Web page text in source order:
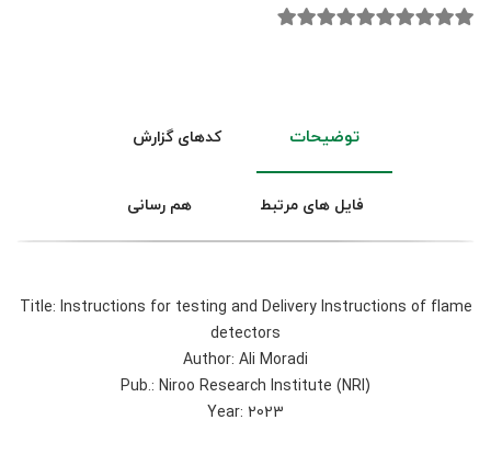
توضیحات کدهای گزارش
فایل های مرتبط هم رسانی
Title: Instructions for testing and Delivery Instructions of flame
detectors
Author: Ali Moradi
Pub.: Niroo Research Institute (NRI)
Year: 2023